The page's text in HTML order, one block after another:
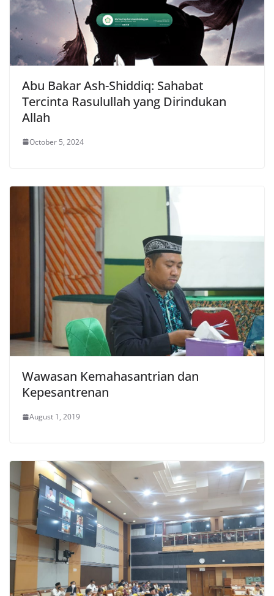
Abu Bakar Ash-Shiddiq: Sahabat
Tercinta Rasulullah yang Dirindukan
Allah
October 5, 2024
Wawasan Kemahasantrian dan
Kepesantrenan
August 1, 2019